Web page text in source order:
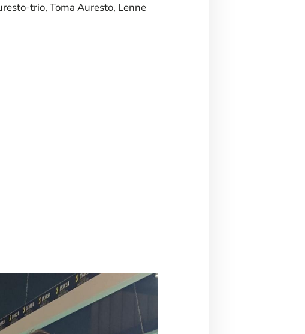
trio, Toma Auresto, Lenne